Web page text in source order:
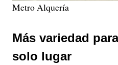
Metro Alquería
Más variedad
solo lugar